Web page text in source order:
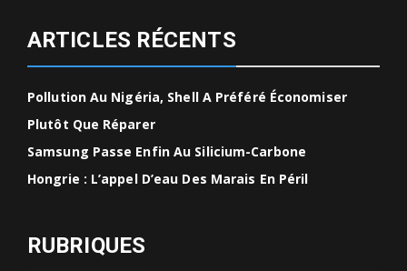
ARTICLES RÉCENTS
Pollution Au Nigéria, Shell A Préféré Économiser
Plutôt Que Réparer
Samsung Passe Enfin Au Silicium-Carbone
Hongrie : L’appel D’eau Des Marais En Péril
RUBRIQUES